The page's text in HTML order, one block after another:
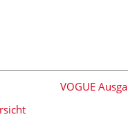
VOGUE